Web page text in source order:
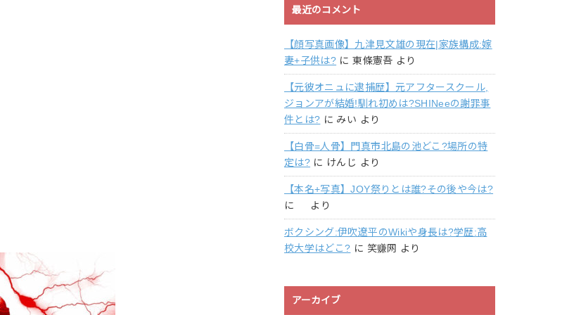
最近のコメント
【顔写真画像】九津見文雄の現在|家族構成:嫁
妻+子供は? に東條憲吾 より
【元彼オニュに逮捕歴】元アフタースクール,
ジョンアが結婚!馴れ初めは?SHINeeの謝罪事
件とは? に みい より
【白骨=人骨】門真市北島の池どこ?場所の特
定は? に けんじ より
【本名+写真】JOY祭りとは誰?その後や今は?
に
より
ボクシング:伊吹遼平のWikiや身長は?学歴:高
校大学はどこ? に 笑赚网 より
アーカイブ